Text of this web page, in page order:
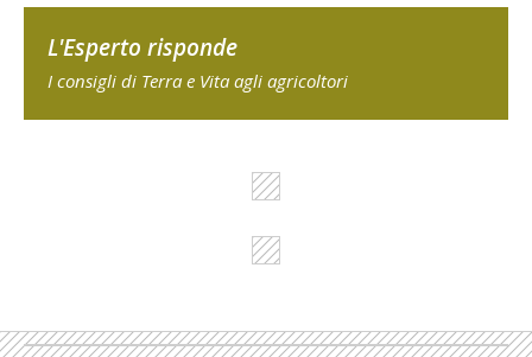
L'Esperto risponde
I consigli di Terra e Vita agli agricoltori